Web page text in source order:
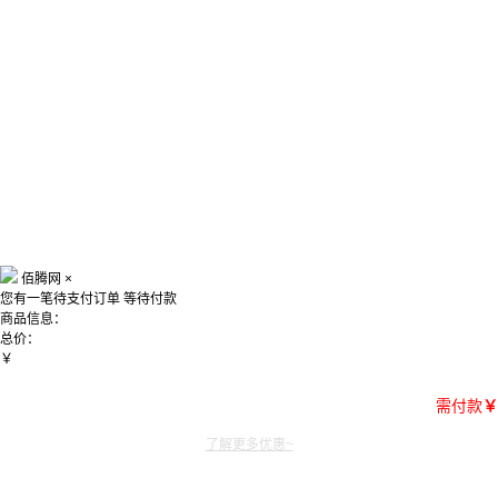
佰腾网 ×
您有一笔待支付订单 等待付款
商品信息：
总价：
￥
需付款￥
了解更多优惠~